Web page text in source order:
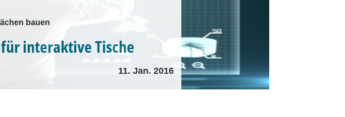
bauen
für interaktive Tische
11. Jan. 2016